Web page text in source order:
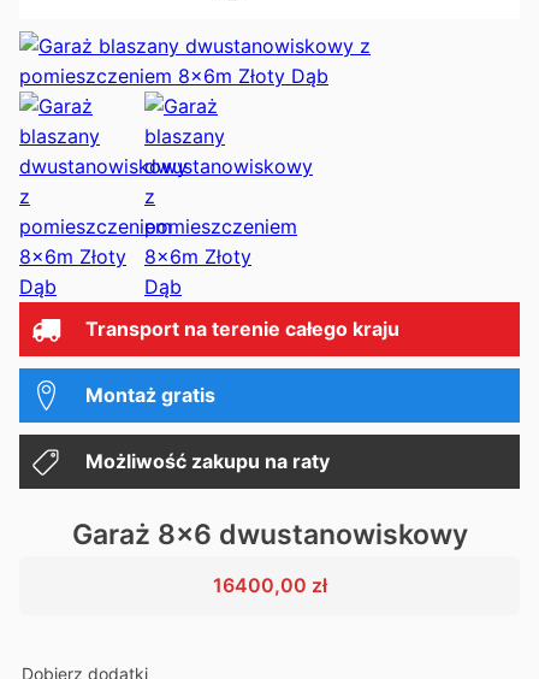
Transport na terenie całego kraju
Montaż gratis
Możliwość zakupu na raty
Garaż 8x6 dwustanowiskowy
16400,00 zł
Dobierz dodatki